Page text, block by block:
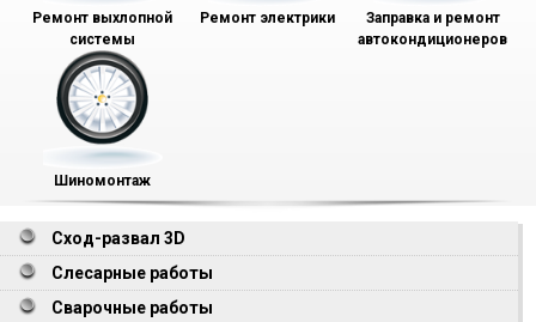
Ремонт выхлопной
системы
Ремонт электрики
Заправка и ремонт
автокондиционеров
Шиномонтаж
Сход-развал 3D
Слесарные работы
Сварочные работы